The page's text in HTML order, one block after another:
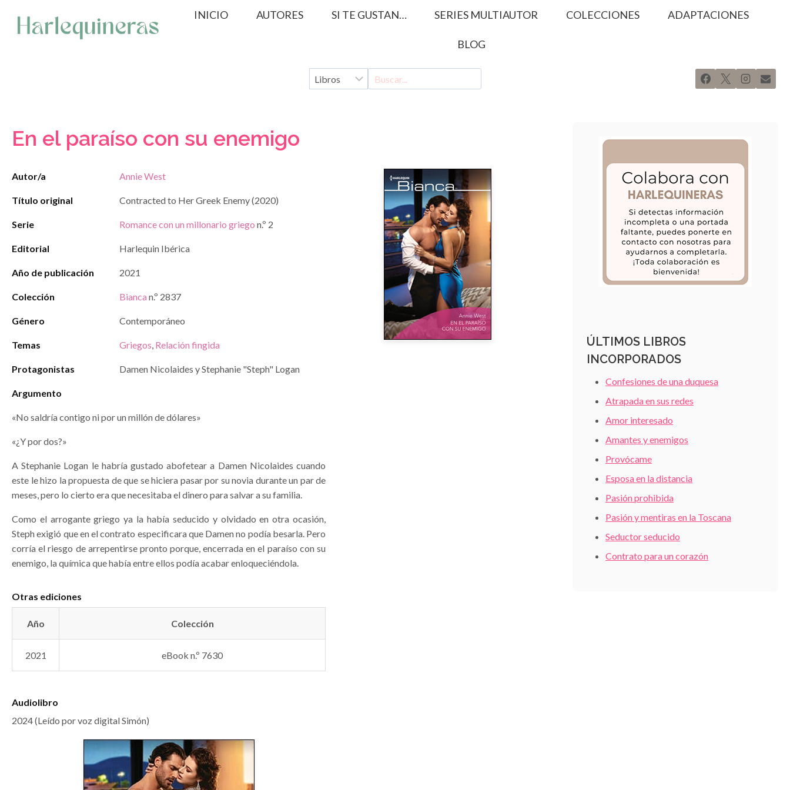
contenido
INICIO AUTORES SI TE GUSTAN… SERIES MULTIAUTOR COLECCIONES ADAPTACIONES
BLOG
En el paraíso con su enemigo
Autor/a Annie West
Título original Contracted to Her Greek Enemy (2020)
Serie Romance con un millonario griego n.º 2
Editorial Harlequin Ibérica
Año de publicación 2021
Colección Bianca n.º 2837
Género Contemporáneo
Temas Griegos, Relación fingida
Protagonistas Damen Nicolaides y Stephanie "Steph" Logan
Argumento
«No saldría contigo ni por un millón de dólares»
«¿Y por dos?»
A Stephanie Logan le habría gustado abofetear a Damen Nicolaides cuando
este le hizo la propuesta de que se hiciera pasar por su novia durante un par de
meses, pero lo cierto era que necesitaba el dinero para salvar a su familia.
Como el arrogante griego ya la había seducido y olvidado en otra ocasión,
Steph exigió que en el contrato especificara que Damen no podía besarla. Pero
corría el riesgo de arrepentirse pronto porque, encerrada en el paraíso con su
enemigo, la química que había entre ellos podía acabar enloqueciéndola.
Otras ediciones
Año Colección
2021 eBook n.º 7630
Audiolibro
2024 (Leído por voz digital Simón)
ÚLTIMOS LIBROS
INCORPORADOS
Confesiones de una duquesa
Atrapada en sus redes
Amor interesado
Amantes y enemigos
Provócame
Esposa en la distancia
Pasión prohibida
Pasión y mentiras en la Toscana
Seductor seducido
Contrato para un corazón